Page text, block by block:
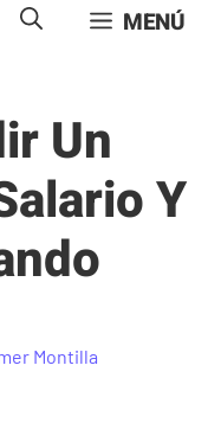
MENÚ
Un
Y
Montilla